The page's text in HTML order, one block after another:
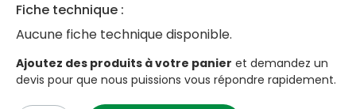
Fiche technique :
Aucune fiche technique disponible.
Ajoutez des produits à votre panier et demandez un
devis pour que nous puissions vous répondre rapidement.